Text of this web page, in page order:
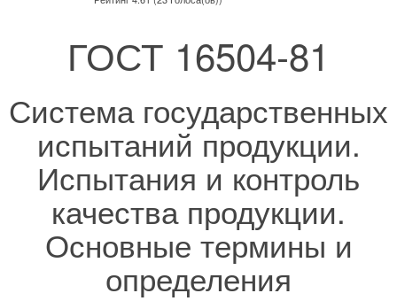
ГОСТ 16504-81
Система государственных
испытаний продукции.
Испытания и контроль
качества продукции.
Основные термины и
определения